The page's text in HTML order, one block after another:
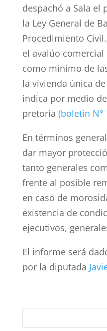
despachó a Sala el
la Ley General de
Procedimiento
el avalúo
como mínimo de
la vivienda única
indica por medio
pretoria (boletín N°
En términos
dar mayor
tanto generales
frente al posible
en caso de
existencia de
ejecutivos,
El informe será
por la diputada